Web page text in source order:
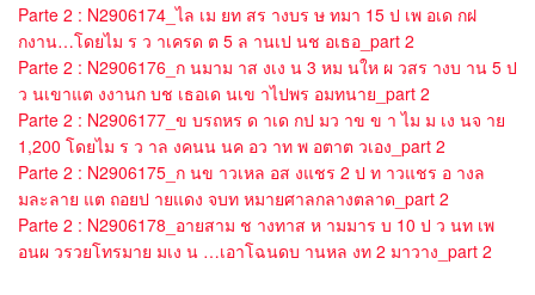
Parte 2 : N2906174_ไล เม ยท สร างบร ษ ทมา 15 ป เพ อเด กฝ
กงาน…โดยไม ร ว าเครด ต 5 ล านเป นช อเธอ_part 2
Parte 2 : N2906176_ก นมาม าส งเง น 3 หม นให ผ วสร างบ าน 5 ป
ว นเขาแต งงานก บช เธอเด นเข าไปพร อมทนาย_part 2
Parte 2 : N2906177_ข บรถหร ด าเด กป มว าข ข า ไม ม เง นจ าย
1,200 โดยไม ร ว าล งคนน นค อว าท พ อตาต วเอง_part 2
Parte 2 : N2906175_ก นข าวเหล อส งแชร 2 ป ท าวแชร อ างล
มละลาย แต ถอยป ายแดง จบท หมายศาลกลางตลาด_part 2
Parte 2 : N2906178_อายสาม ช างทาส ห ามมาร บ 10 ป ว นท เพ
อนผ วรวยโทรมาย มเง น …เอาโฉนดบ านหล งท 2 มาวาง_part 2